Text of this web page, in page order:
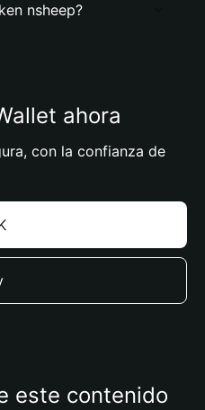
nsheep?
ahora
con la confianza de
este contenido